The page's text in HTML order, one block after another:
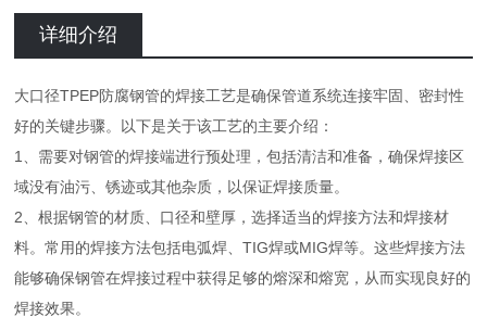
详细介绍
大口径TPEP防腐钢管的焊接工艺是确保管道系统连接牢固、密封性
好的关键步骤。以下是关于该工艺的主要介绍：
1、需要对钢管的焊接端进行预处理，包括清洁和准备，确保焊接区
域没有油污、锈迹或其他杂质，以保证焊接质量。
2、根据钢管的材质、口径和壁厚，选择适当的焊接方法和焊接材
料。常用的焊接方法包括电弧焊、TIG焊或MIG焊等。这些焊接方法
能够确保钢管在焊接过程中获得足够的熔深和熔宽，从而实现良好的
焊接效果。